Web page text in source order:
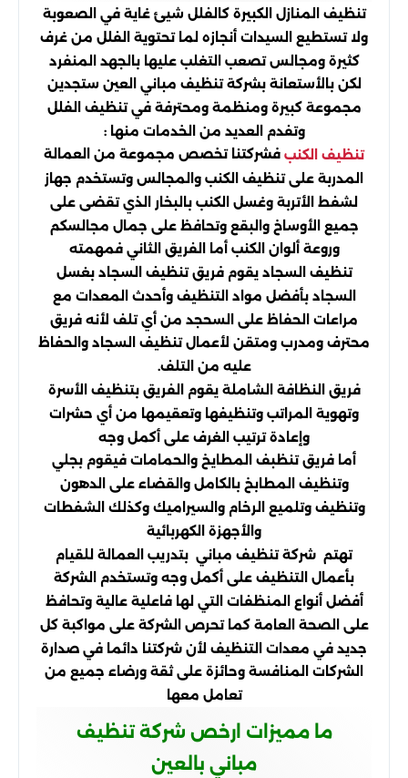
تنظيف المنازل الكبيرة كالفلل شيئ غاية في الصعوبة
ولا تستطيع السيدات أنجازه لما تحتوية الفلل من غرف
كثيرة ومجالس تصعب التغلب عليها بالجهد المنفرد
لكن بالأستعانة بشركة تنظيف مباني العين ستجدين
مجموعة كبيرة ومنظمة ومحترفة في تنظيف الفلل
وتفدم العديد من الخدمات منها :
تنظيف الكنب فشركتنا تخصص مجموعة من العمالة
المدربة على تنظيف الكنب والمجالس وتستخدم جهاز
لشفط الأتربة وغسل الكنب بالبخار الذي تقضى على
جميع الأوساخ والبقع وتحافظ على جمال مجالسكم
وروعة ألوان الكنب أما الفريق الثاني فمهمته
تنظيف السجاد يقوم فريق تنظيف السجاد بغسل
السجاد بأفضل مواد التنظيف وأحدث المعدات مع
مراعات الحفاظ على السحجد من أي تلف لأنه فريق
محترف ومدرب ومتقن لأعمال تنظيف السجاد والحفاظ
عليه من التلف.
فريق النظافة الشاملة يقوم الفريق بتنظيف الأسرة
وتهوية المراتب وتنظيفها وتعقيمها من أي حشرات
وإعادة ترتيب الغرف على أكمل وجه
أما فريق تنظبف المطايخ والحمامات فيقوم بجلي
وتنظيف المطابخ بالكامل والقضاء على الدهون
وتنظيف وتلميع الرخام والسيراميك وكذلك الشفطات
والأجهزة الكهربائية
تهتم شركة تنظيف مباني بتدريب العمالة للقيام
بأعمال التنظيف على أكمل وجه وتستخدم الشركة
أفضل أنواع المنظفات التي لها فاعلية عالية وتحافظ
على الصحة العامة كما تحرص الشركة على مواكبة كل
جديد في معدات التنظيف لأن شركتنا دائما في صدارة
الشركات المنافسة وحائزة على ثقة ورضاء جميع من
تعامل معها
ما مميزات ارخص شركة تنظيف
مباني بالعين